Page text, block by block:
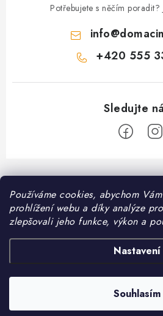
Používáme cookies, abychom
prohlížení webu a díky analýze
zlepšovali jeho funkce, výkon a
Nastavení
Souhlasím
Potřebujete s něčím poradit?
info@
+420 555
Z
á
Informace pro vás
Kontakt
Možnosti dopravy
Hodnocení obchodu
Zásady zpracování osobních údajů
❤️ Oblíbené kategorie
DomaciMazel.cz.